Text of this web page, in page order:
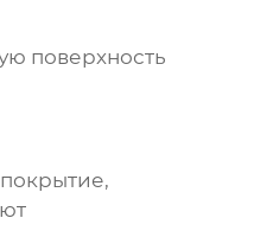
поверхность